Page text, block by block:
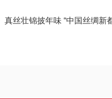
真丝壮锦披年味 “中国丝绸新